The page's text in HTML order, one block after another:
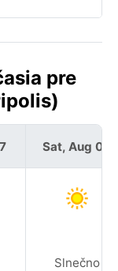
pre
Sat, Aug 08
Slnečno